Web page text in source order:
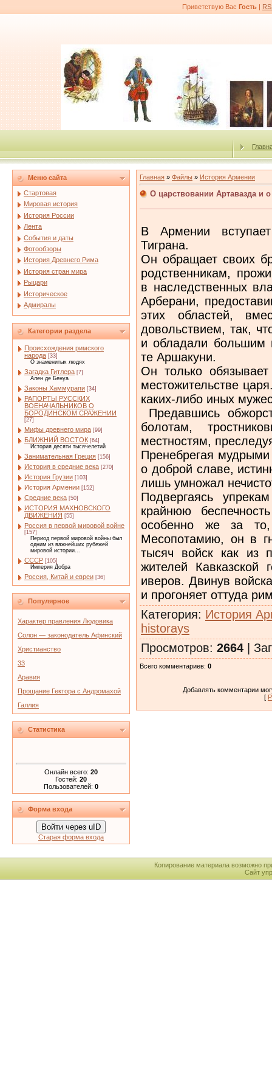
Приветствую Вас Гость |
Меню сайта
Стартовая
Мировая история
История России
Лента
События и даты
Фотообзоры
История Древнего Рима
История стран мира
Рыцари
Историческое
Адмиралы
Категории раздела
Происхождения римского
народа [33]
О знаменитых людях
Загадка Гитлера [7]
Ален де Бенуа
Законы Хаммурапи [34]
РАПОРТЫ РУССКИХ
ВОЕНАЧАЛЬНИКОВ О
БОРОДИНСКОМ СРАЖЕНИИ
[27]
Мифы древнего мира [99]
БЛИЖНИЙ ВОСТОК [64]
История десяти тысячелетий
Занимательная Греция [156]
История в средние века [270]
История Грузии [103]
История Армении [152]
Средние века [50]
ИСТОРИЯ МАХНОВСКОГО
ДВИЖЕНИЯ [55]
Россия в первой мировой войне
[157]
Период первой мировой войны был
одним из важнейших рубежей
мировой истории...
СССР [105]
Империя Добра
Россия, Китай и евреи [36]
Популярное
Характер правления Людовика
Солон — законодатель Афинский
Христианство
33
Аравия
Прощание Гектора с Андромахой
Галлия
Статистика
Онлайн всего: 20
Гостей: 20
Пользователей: 0
Форма входа
Войти через uID
Старая форма входа
Главная » Файлы » История Армении
О царствовании Артавазда и
В Армении
Тиграна.
Он обращает своих
родственникам,
в наследственных
Арберани,
этих областей,
довольствием, так,
и обладали большим
те Аршакуни.
Он только
местожительстве
каких-либо иных
Предавшись
болотам,
местностям,
Пренебрегая
о доброй славе,
лишь умножал
Подвергаясь
крайнюю
особенно же за
Месопотамию, он в
тысяч войск как из
жителей
иверов. Двинув
и прогоняет оттуда
Категория: История
historays
Просмотров: 2664 |
Всего комментариев: 0
Добавлять комментарии
[
Копирование материала возможно
Сайт